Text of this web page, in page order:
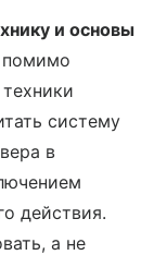
и основы
систему
в
действия.
а не